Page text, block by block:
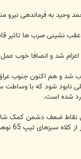
به فرماندهی نیرو
عقب نشینی صرب ها
شد و انصافا خوب
و هم اکنون جنوب عراق
نابود شود که با وساطت
نقاط ضعف دشمن کمک
تیپ 65 نوهد ارتش است.